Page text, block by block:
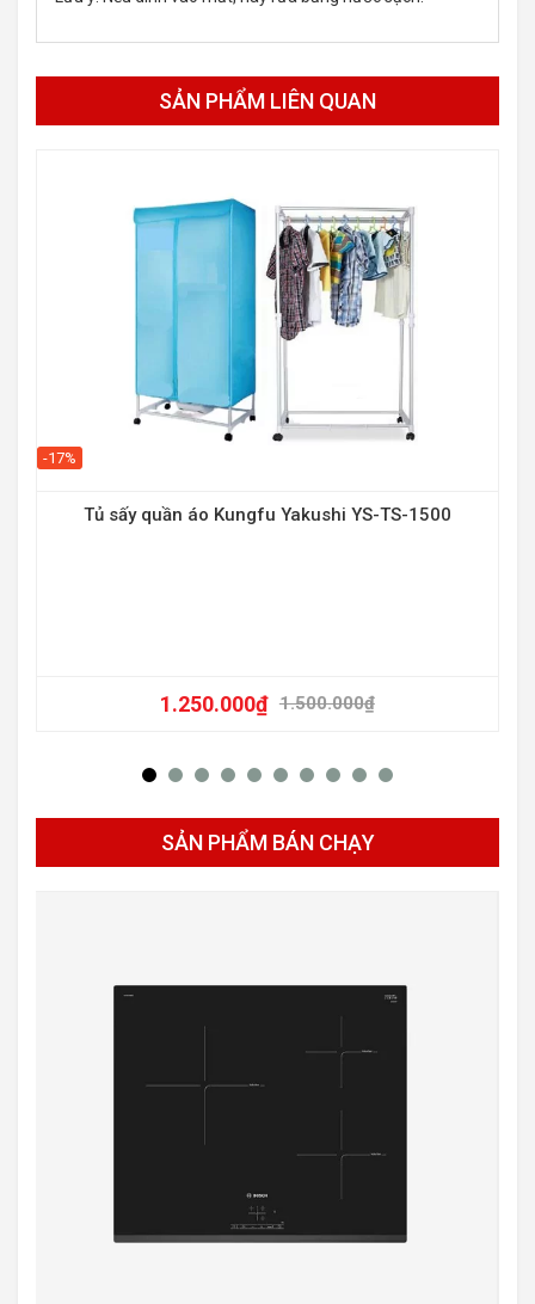
SẢN PHẨM LIÊN QUAN
-17%
Tủ sấy quần áo Kungfu Yakushi YS-TS-1500
1.500.000₫
1.250.000₫
SẢN PHẨM BÁN CHẠY